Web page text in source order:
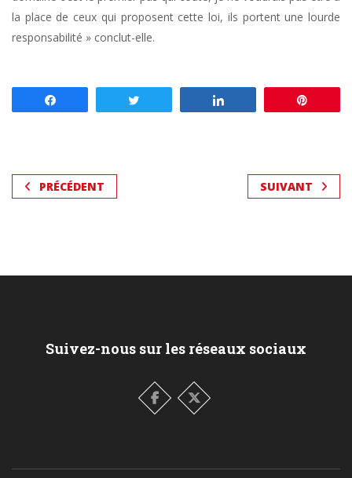
la place de ceux qui proposent cette loi, ils portent une lourde
responsabilité » conclut-elle.
PRÉCÉDENT SUIVANT
Suivez-nous sur les réseaux sociaux